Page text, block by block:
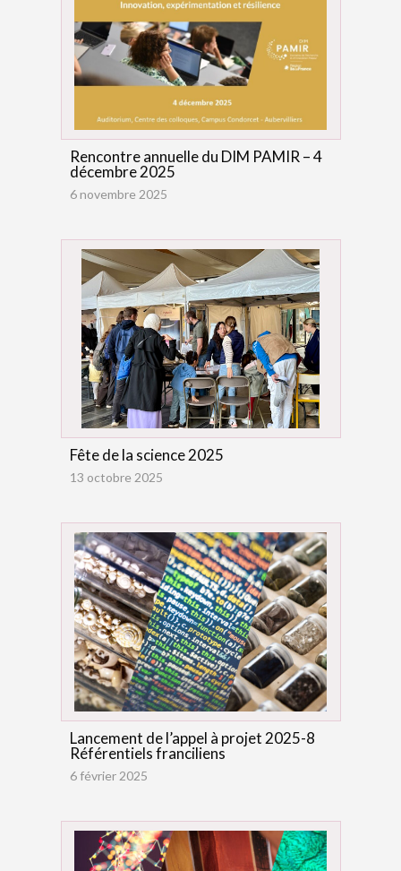
Rencontre annuelle du DIM PAMIR – 4
décembre 2025
6 novembre 2025
Fête de la science 2025
13 octobre 2025
Lancement de l’appel à projet 2025-8
Référentiels franciliens
6 février 2025